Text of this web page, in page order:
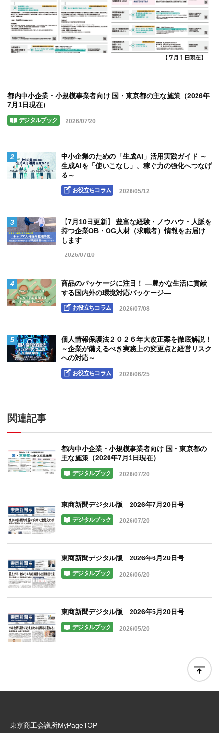
都内中小企業・小規模事業者向け 国・東京都の主な施策（2026年
7月1日現在）
デジタルブック 2026/07/20
2
中小企業のための「生成AI」活用実践ガイド ～
生成AIを「使いこなし」、稼ぐ力の強化へつなげ
る～
お役立ちコラム 2026/05/12
3
【7月10日更新】 豊富な経験・ノウハウ・人脈を
持つ企業OB・OG人材（求職者）情報をお届け
します
2026/07/10
4
商品のパッケージに注目！ ―豊かな生活に貢献
する国内外の環境対応パッケージ―
お役立ちコラム 2026/07/08
5
個人情報保護法２０２６年大改正案を徹底解説！
～企業が備えるべき実務上の変更点と経営リスク
への対応～
お役立ちコラム 2026/06/25
関連記事
都内中小企業・小規模事業者向け 国・東京都の
主な施策（2026年7月1日現在）
デジタルブック 2026/07/20
東商新聞デジタル版 2026年7月20日号
デジタルブック 2026/07/20
東商新聞デジタル版 2026年6月20日号
デジタルブック 2026/06/20
東商新聞デジタル版 2026年5月20日号
デジタルブック 2026/05/20
東京商工会議所MyPageTOP